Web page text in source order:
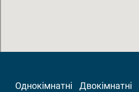
Однокімнатні Двокімнатні